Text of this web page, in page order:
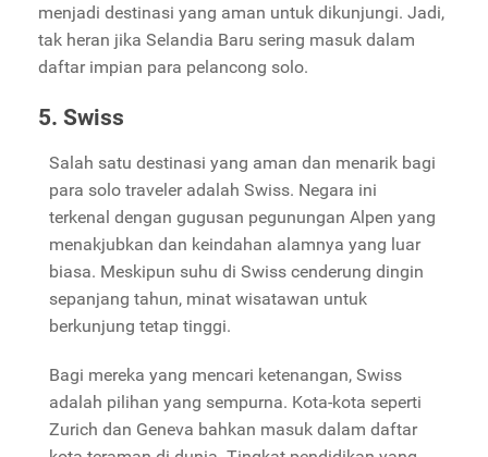
menjadi destinasi yang aman untuk dikunjungi. Jadi,
tak heran jika Selandia Baru sering masuk dalam
daftar impian para pelancong solo.
5. Swiss
Salah satu destinasi yang aman dan menarik bagi
para solo traveler adalah Swiss. Negara ini
terkenal dengan gugusan pegunungan Alpen yang
menakjubkan dan keindahan alamnya yang luar
biasa. Meskipun suhu di Swiss cenderung dingin
sepanjang tahun, minat wisatawan untuk
berkunjung tetap tinggi.
Bagi mereka yang mencari ketenangan, Swiss
adalah pilihan yang sempurna. Kota-kota seperti
Zurich dan Geneva bahkan masuk dalam daftar